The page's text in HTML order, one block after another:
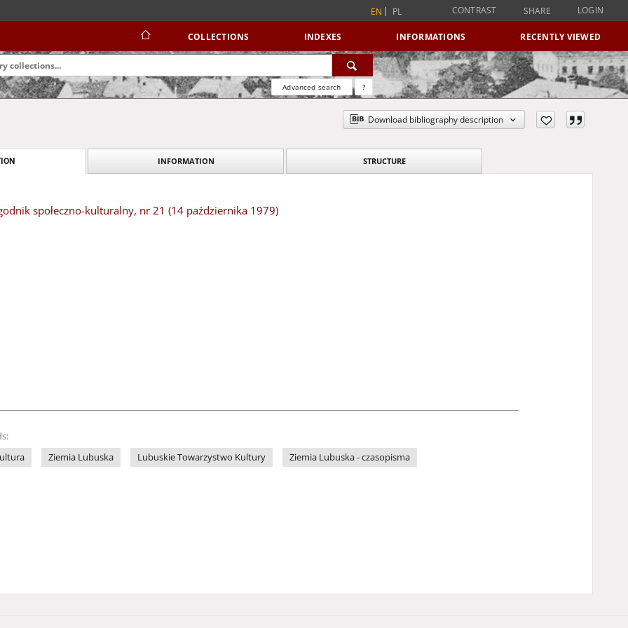
EN PL CONTRAST SHARE LOGIN
COLLECTIONS INDEXES INFORMATIONS RECENTLY VIEWED
Advanced search ?
Download bibliography description
INFORMATION STRUCTURE
społeczno-kulturalny, nr 21 (14 października 1979)
Ziemia Lubuska Lubuskie Towarzystwo Kultury Ziemia Lubuska - czasopisma